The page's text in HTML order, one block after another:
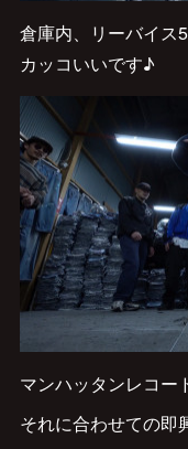
倉庫内、リーバイス
カッコいいです♪
マンハッタンレコー
それに合わせての即